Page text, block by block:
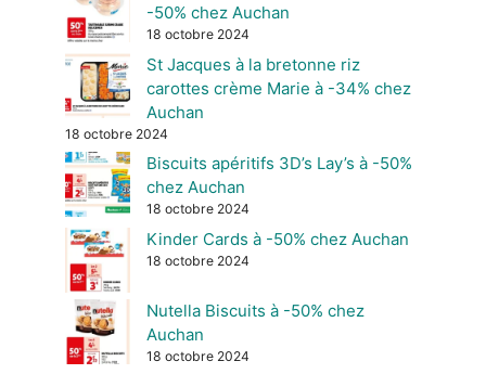
-50% chez Auchan
18 octobre 2024
St Jacques à la bretonne riz
carottes crème Marie à -34% chez
Auchan
18 octobre 2024
Biscuits apéritifs 3D’s Lay’s à -50%
chez Auchan
18 octobre 2024
Kinder Cards à -50% chez Auchan
18 octobre 2024
Nutella Biscuits à -50% chez
Auchan
18 octobre 2024